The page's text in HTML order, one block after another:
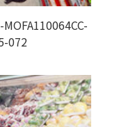
072